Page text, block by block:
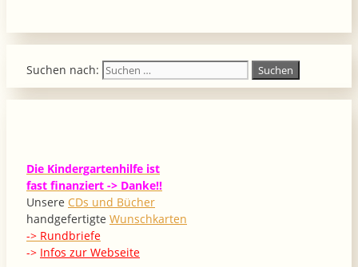
Suchen nach:
Die Kindergartenhilfe ist
fast finanziert -> Danke!!
Unsere CDs und Bücher
handgefertigte Wunschkarten
-> Rundbriefe
-> Infos zur Webseite